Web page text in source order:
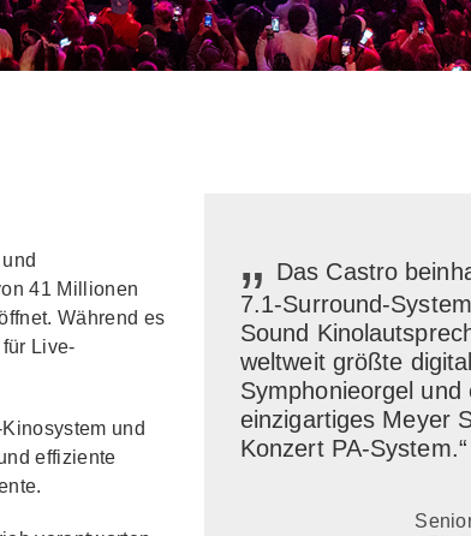
41 Millionen
Während es
Live-
und
effiziente
„ Das Castro
Sound
weltweit größte
Symphonieorgel und
einzigartiges Meyer
Konzert PA-System.“